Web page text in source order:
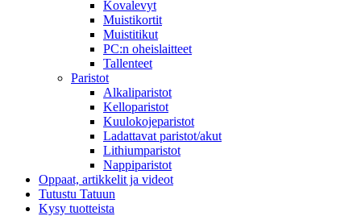
Kovalevyt
Muistikortit
Muistitikut
PC:n oheislaitteet
Tallenteet
Paristot
Alkaliparistot
Kelloparistot
Kuulokojeparistot
Ladattavat paristot/akut
Lithiumparistot
Nappiparistot
Oppaat, artikkelit ja videot
Tutustu Tatuun
Kysy tuotteista